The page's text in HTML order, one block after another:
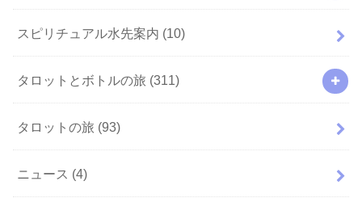
スピリチュアル水先案内 (10)
タロットとボトルの旅 (311)
タロットの旅 (93)
ニュース (4)